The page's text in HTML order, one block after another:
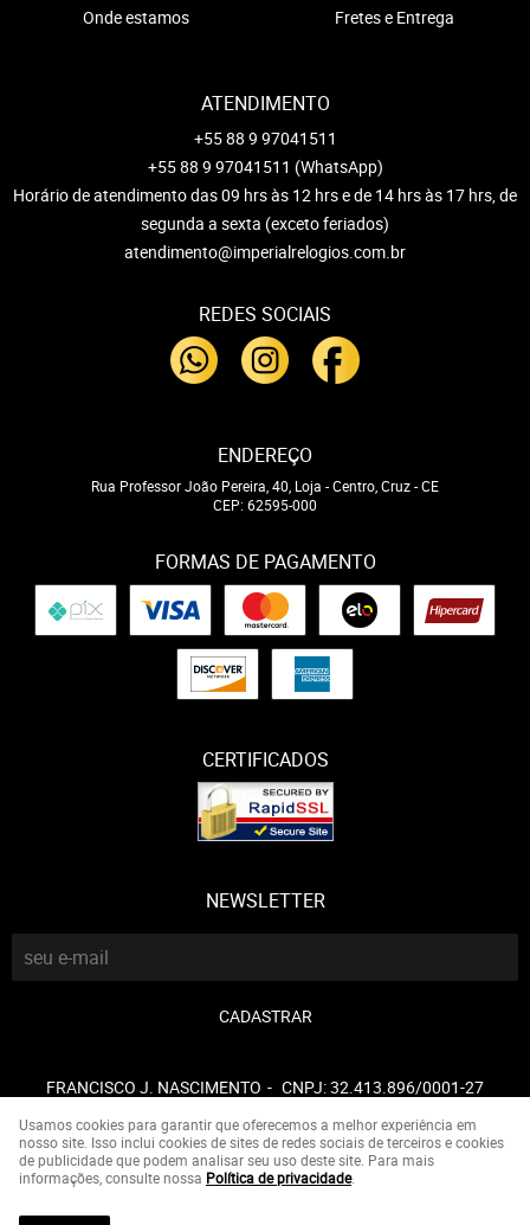
Onde estamos
Fretes e Entrega
ATENDIMENTO
+55 88 9 97041511
+55 88 9 97041511 (WhatsApp)
Horário de atendimento das 09 hrs às 12 hrs e de 14 hrs às 17 hrs, de
segunda a sexta (exceto feriados)
atendimento@imperialrelogios.com.br
REDES SOCIAIS
ENDEREÇO
Rua Professor João Pereira, 40, Loja -Centro, Cruz-CE
CEP: 62595-000
FORMAS DE PAGAMENTO
CERTIFICADOS
NEWSLETTER
CADASTRAR
FRANCISCO J. NASCIMENTO CNPJ: 32.413.896/0001-27
LOJA VIRTUAL CRIADA POR
Usamos cookies para garantir que oferecemos a melhor experiência em
nosso site. Isso inclui cookies de sites de redes sociais de terceiros e cookies
de publicidade que podem analisar seu uso deste site. Para mais
informações, consulte nossa Política de privacidade.